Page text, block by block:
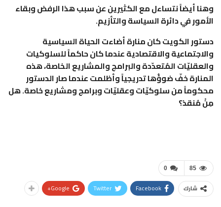
وهنا أيضاً نتساءل مع الكثيرين عن سبب هذا الرفض وبقاء
الأمور في دائرة السياسة والتأزيم.
دستور الكويت كان منارة أضاءت الحياة السياسية
والاجتماعية والاقتصادية عندما كان حاكماً للسلوكيات
والعقليّات المُتعدّدة والبرامج والمشاريع الخاصة، هذه
المنارة خفّ ضوؤُها تدريجياً وأظلمت عندما صار الدستور
محكوماً من سلوكيّات وعقليّات وبرامج ومشاريع خاصة. هل
مِنْ مُنقذ؟
0 85
شارك Facebook
Twitter
Google+